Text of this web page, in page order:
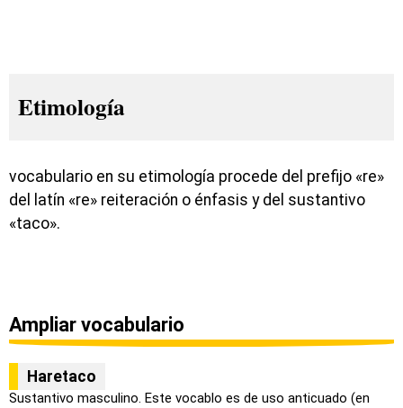
Etimología
vocabulario en su etimología procede del prefijo «re»
del latín «re» reiteración o énfasis y del sustantivo
«taco».
Ampliar vocabulario
Haretaco
Sustantivo masculino. Este vocablo es de uso anticuado (en